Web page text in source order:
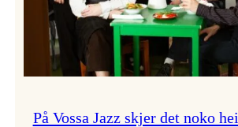
På Vossa Jazz skjer det noko